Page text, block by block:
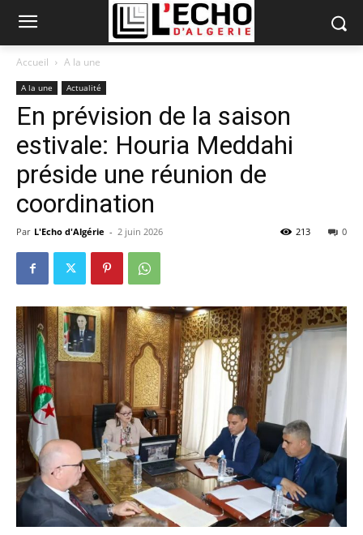
Accueil A la une
A la une Actualité
En prévision de la saison
estivale: Houria Meddahi
préside une réunion de
coordination
Par L'Echo d'Algérie - 2 juin 2026 0
213